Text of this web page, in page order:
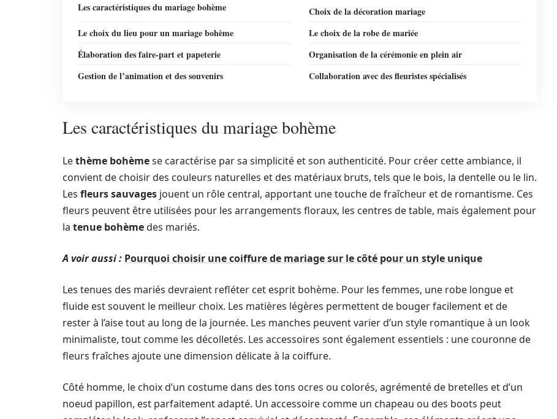
Les caractéristiques du mariage bohème
Choix de la décoration mariage
Le choix du lieu pour un mariage bohème
Le choix de la robe de mariée
Élaboration des faire-part et papeterie
Organisation de la cérémonie en plein air
Gestion de l’animation et des souvenirs
Collaboration avec des fleuristes spécialisés
Les caractéristiques du mariage bohème
Lethème bohèmese caractérise par sa simplicité et son authenticité. Pour créer cette ambiance, il
convient de choisir des couleurs naturelles et des matériaux bruts, tels que le bois, la dentelle ou le lin.
Les fleurs sauvages jouent un rôle central, apportant une touche de fraîcheur et de romantisme. Ces
fleurs peuvent être utilisées pour les arrangements floraux, les centres de table, mais également pour
la tenue bohèmedes mariés.
A voir aussi : Pourquoi choisir une coiffure de mariage sur le côté pour un style unique
Les tenues des mariés devraient refléter cet esprit bohème. Pour les femmes, une robe longue et
fluide est souvent le meilleur choix. Les matières légères permettent de bouger facilement et de
rester à l’aise tout au long de la journée. Les manches peuvent varier d’un style romantique à un look
minimaliste, tout comme les décolletés. Les accessoires sont également essentiels : une couronne de
fleurs fraîches ajoute une dimension délicate à la coiffure.
Côté homme, le choix d’un costume dans des tons ocres ou colorés, agrémenté de bretelles et d’un
noeud papillon, est parfaitement adapté. Un accessoire comme un chapeau ou des boots peut